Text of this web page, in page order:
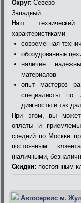
Округ: Северо-
Западный
Наш
характеристиками
современная
оборудованные
наличие
материалов
опыт мастеров
специалисты по
диагносты и так
При этом, вы
оплаты и
средний по Москве
постоянным
(наличными,
Скидки: постоянным
Автосервис м.